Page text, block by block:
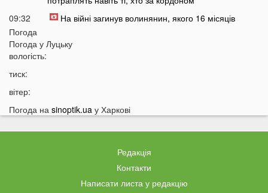
09:32
На війні загинув волинянин, якого 16 місяців
09:03
Захід України пішов під воду після потужних злив
07:46
постраждалі
07 СЕРПНЯ
Від цих напоїв ви будете спати як немовля
Три знаки Зодіаку несподівано розбагатіють
найближчим часом
Погода
Погода у Луцьку
вологість:
тиск:
вітер:
Погода на sinoptik.ua у Харкові
Редакція
Контакти
Написати листа у редакцію